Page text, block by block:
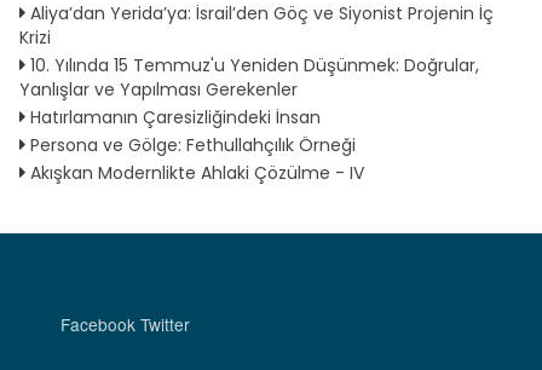
Aliya’dan Yerida’ya: İsrail’den Göç ve Siyonist Projenin İç
Krizi
10. Yılında 15 Temmuz'u Yeniden Düşünmek: Doğrular,
Yanlışlar ve Yapılması Gerekenler
Hatırlamanın Çaresizliğindeki İnsan
Persona ve Gölge: Fethullahçılık Örneği
Akışkan Modernlikte Ahlaki Çözülme - IV
Facebook Twitter